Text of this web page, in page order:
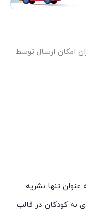
امکان ارسال توسط
کودکان 3 تا 10 سال به عنوان تنها نشریه
به کودکان در قالب